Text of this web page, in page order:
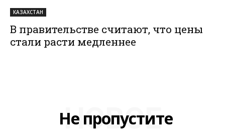
КАЗАХСТАН
В правительстве считают, что цены
стали расти медленнее
Не пропустите
НОВОЕ